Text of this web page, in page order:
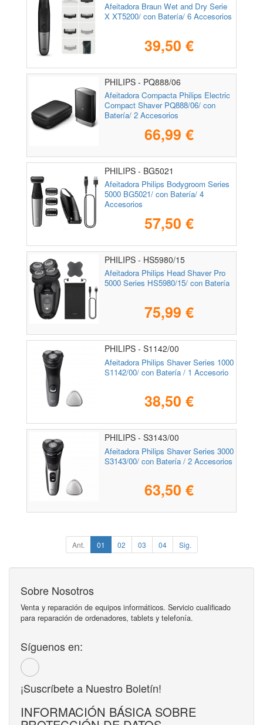
Afeitadora Braun Wet and Dry Serie
X XT5200/ con Batería/ 6 Accesorios
39,50 €
PHILIPS - PQ888/06
Afeitadora Compacta Philips Electric
Compact Shaver PQ888/06/ con
Batería/ 2 Accesorios
66,99 €
PHILIPS - BG5021
Afeitadora Philips Bodygroom Series
5000 BG5021/ con Batería/ 4
Accesorios
57,50 €
PHILIPS - HS5980/15
Afeitadora Philips Head Shaver Pro
5000 Series HS5980/15/ con Batería
75,99 €
PHILIPS - S1142/00
Afeitadora Philips Shaver Series 1000
S1142/00/ con Batería / 1 Accesorio
38,50 €
PHILIPS - S3143/00
Afeitadora Philips Shaver Series 3000
S3143/00/ con Batería / 2 Accesorios
63,50 €
Ant. 01 02 03 04 Sig.
Sobre Nosotros
Venta y reparación de equipos informáticos. Servicio cualificado
para reparación de ordenadores, tablets y telefonía.
Síguenos en:
¡Suscríbete a Nuestro Boletín!
INFORMACIÓN BÁSICA SOBRE